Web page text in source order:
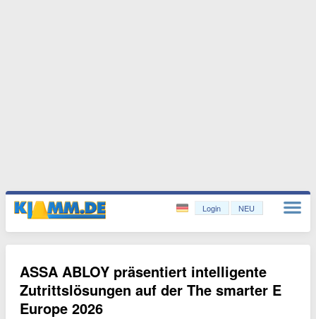
Login NEU
ASSA ABLOY präsentiert intelligente
Zutrittslösungen auf der The smarter E
Europe 2026